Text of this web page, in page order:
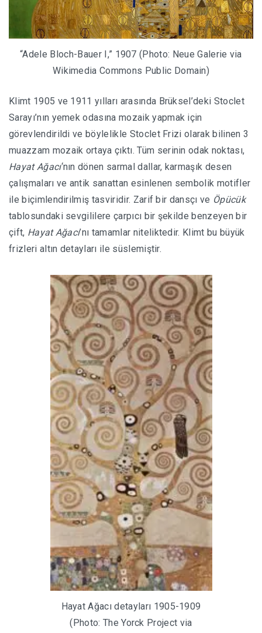
“Adele Bloch-Bauer I,” 1907 (Photo: Neue Galerie via
Wikimedia Commons Public Domain)
Klimt 1905 ve 1911 yılları arasında Brüksel’deki Stoclet
Sarayı’nın yemek odasına mozaik yapmak için
görevlendirildi ve böylelikle Stoclet Frizi olarak bilinen 3
muazzam mozaik ortaya çıktı. Tüm serinin odak noktası,
Hayat Ağacı‘nın dönen sarmal dallar, karmaşık desen
çalışmaları ve antik sanattan esinlenen sembolik motifler
ile biçimlendirilmiş tasviridir. Zarif bir dansçı ve Öpücük
tablosundaki sevgililere çarpıcı bir şekilde benzeyen bir
çift, Hayat Ağacı’nı tamamlar niteliktedir. Klimt bu büyük
frizleri altın detayları ile süslemiştir.
Hayat Ağacı detayları 1905-1909
(Photo: The Yorck Project via